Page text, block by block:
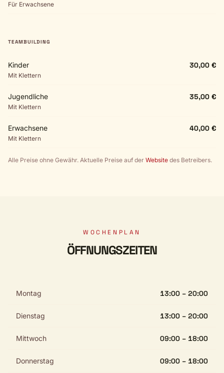
Für Erwachsene
TEAMBUILDING
Kinder
Mit Klettern
30,00 €
Jugendliche
Mit Klettern
35,00 €
Erwachsene
Mit Klettern
40,00 €
Alle Preise ohne Gewähr. Aktuelle Preise auf der Website des Betreibers.
WOCHENPLAN
ÖFFNUNGSZEITEN
Montag 13:00 – 20:00
Dienstag 13:00 – 20:00
Mittwoch 09:00 – 18:00
Donnerstag 09:00 – 18:00